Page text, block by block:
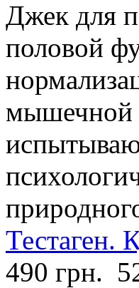
Джек для
половой
мышечной
Тестаген.
490 грн.